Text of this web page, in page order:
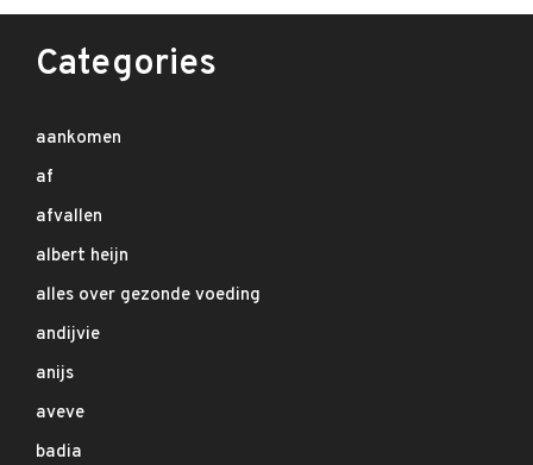
Categories
aankomen
af
afvallen
albert heijn
alles over gezonde voeding
andijvie
anijs
aveve
badia